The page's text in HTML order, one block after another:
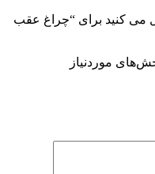
می کنید برای “چراغ عقب
موردنیاز